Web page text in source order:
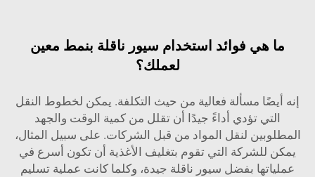
ما هي فوائد استخدام سيور ناقلة بنمط معين
لعملك؟
إنه أيضًا مسألة فعالية من حيث التكلفة. يمكن لخطوط النقل
التي تؤدي أداءً جيدًا أن تقلل من كمية الوقت والجهد
المطلوبين لنقل المواد من قبل الشركات. على سبيل المثال،
يمكن للشركة التي تقوم بتغليف الأغذية أن تكون أسرع في
عملياتها بفضل سيور ناقلة جيدة، وكلما كانت عملية تسليم